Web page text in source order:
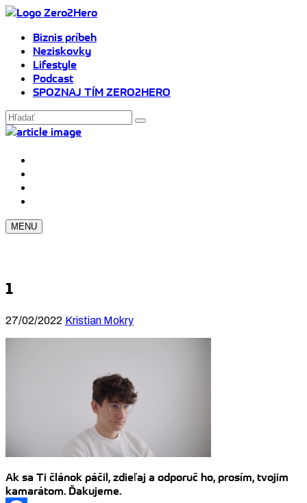
Biznis príbeh
Neziskovky
Lifestyle
Podcast
SPOZNAJ TÍM ZERO2HERO
MENU
1
27/02/2022 Kristian Mokry
Ak sa Ti článok páčil, zdieľaj a odporuč ho, prosím, tvojim
kamarátom. Ďakujeme.